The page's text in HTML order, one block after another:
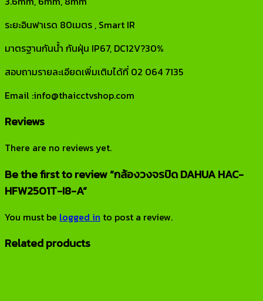
ระยะอินฟาเรด 80เมตร , Smart IR
มาตรฐานกันน้ำ กันฝุ่น IP67, DC12V?30%
สอบถามรายละเอียดเพิ่มเติมได้ที่ 02 064 7135
Email :info@thaicctvshop.com
Reviews
There are no reviews yet.
Be the first to review “กล้องวงจรปิด DAHUA HAC-
HFW2501T-I8-A”
You must be logged in to post a review.
Related products